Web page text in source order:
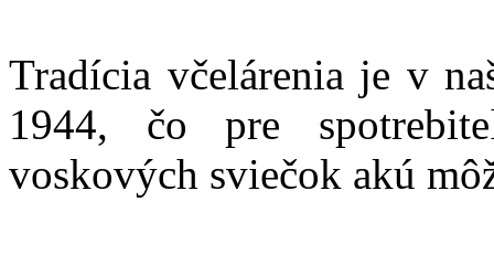
Tradícia včelárenia je v
1944, čo pre
voskových sviečok akú